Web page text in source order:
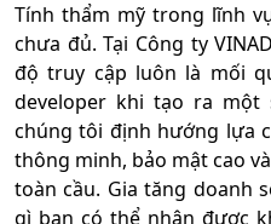
Tính thẩm mỹ trong lĩnh
chưa đủ. Tại Công ty
độ truy cập luôn là mối
developer khi tạo ra một
chúng tôi định hướng lựa
thông minh, bảo mật cao
toàn cầu. Gia tăng doanh
gì bạn có thể nhận được